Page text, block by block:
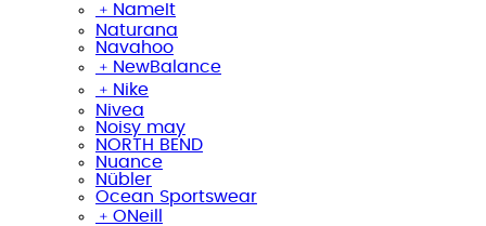
﹢ NameIt
Naturana
Navahoo
﹢ NewBalance
﹢ Nike
Nivea
Noisy may
NORTH BEND
Nuance
Nübler
Ocean Sportswear
﹢ ONeill